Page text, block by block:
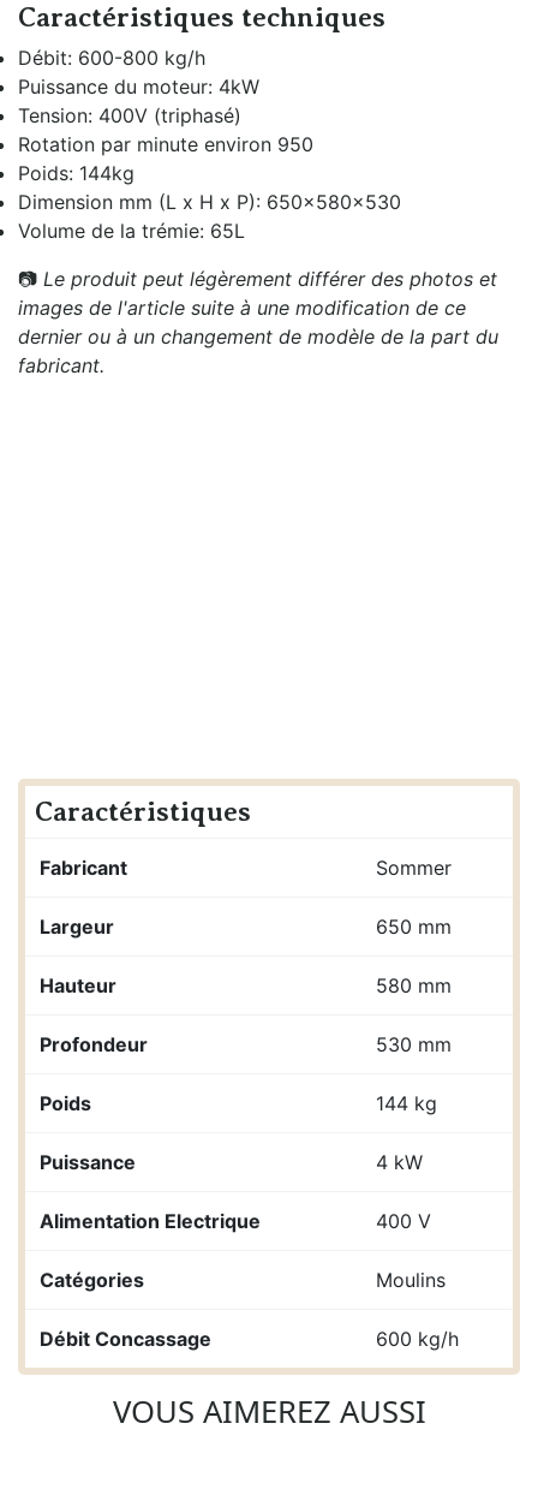
Caractéristiques techniques
Débit: 600-800 kg/h
Puissance du moteur: 4kW
Tension: 400V (triphasé)
Rotation par minute environ 950
Poids: 144kg
Dimension mm (L x H x P): 650x580x530
Volume de la trémie: 65L
📷 Le produit peut légèrement différer des photos et
images de l'article suite à une modification de ce
dernier ou à un changement de modèle de la part du
fabricant.
Caractéristiques
Fabricant Sommer
Largeur 650 mm
Hauteur 580 mm
Profondeur 530 mm
Poids 144 kg
Puissance 4 kW
Alimentation Electrique 400 V
Catégories Moulins
Débit Concassage 600 kg/h
VOUS AIMEREZ AUSSI